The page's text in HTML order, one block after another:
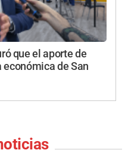
que el aporte de
de San